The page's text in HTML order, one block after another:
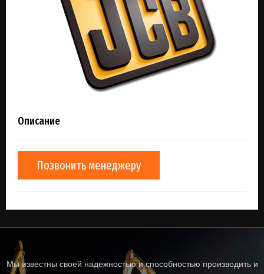
Описание
Позвонить менеджеру
Мы известны своей надежностью и способностью производить и